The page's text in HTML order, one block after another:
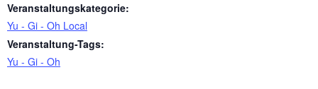
Veranstaltungskategorie:
Yu - Gi - Oh Local
Veranstaltung-Tags:
Yu - Gi - Oh